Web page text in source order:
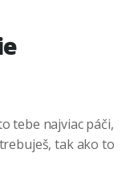
tebe najviac páči,
tak ako to